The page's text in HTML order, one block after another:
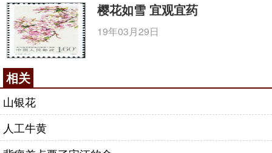
樱花如雪 宜观宜药
19年03月29日
相关
山银花
人工牛黄